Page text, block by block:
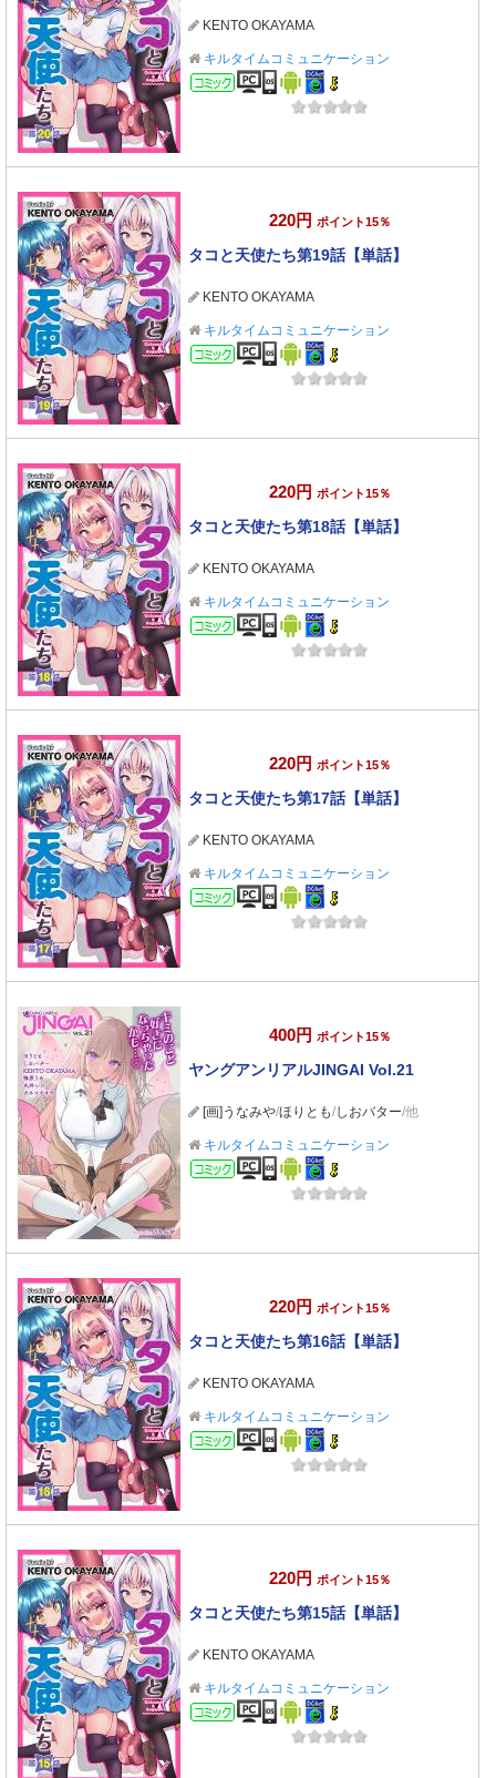
KENTO OKAYAMA
キルタイムコミュニケーション
コミック
220円 ポイント15％
タコと天使たち第19話【単話】
KENTO OKAYAMA
キルタイムコミュニケーション
コミック
220円 ポイント15％
タコと天使たち第18話【単話】
KENTO OKAYAMA
キルタイムコミュニケーション
コミック
220円 ポイント15％
タコと天使たち第17話【単話】
KENTO OKAYAMA
キルタイムコミュニケーション
コミック
400円 ポイント15％
ヤングアンリアルJINGAI Vol.21
[画]うなみや/ほりとも/しおバター/他
キルタイムコミュニケーション
コミック
220円 ポイント15％
タコと天使たち第16話【単話】
KENTO OKAYAMA
キルタイムコミュニケーション
コミック
220円 ポイント15％
タコと天使たち第15話【単話】
KENTO OKAYAMA
キルタイムコミュニケーション
コミック